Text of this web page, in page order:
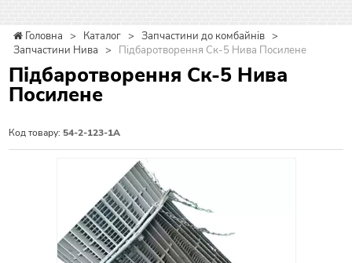
Головна > Каталог > Запчастини до комбайнів >
Запчастини Нива > Підбаротворення Ск-5 Нива Посилене
Підбаротворення Ск-5 Нива
Посилене
Код товару: 54-2-123-1А